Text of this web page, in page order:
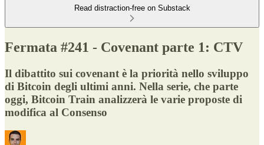
Read distraction-free on Substack
Fermata #241 - Covenant parte 1: CTV
Il dibattito sui covenant è la priorità nello sviluppo
di Bitcoin degli ultimi anni. Nella serie, che parte
oggi, Bitcoin Train analizzerà le varie proposte di
modifica al Consenso